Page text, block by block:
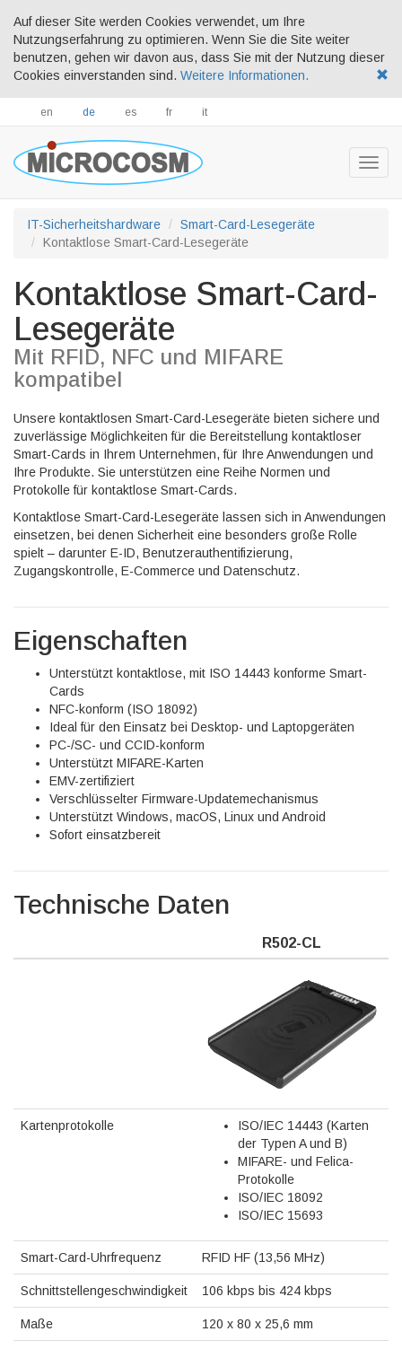
Auf dieser Site werden Cookies verwendet, um Ihre
Nutzungserfahrung zu optimieren. Wenn Sie die Site weiter
benutzen, gehen wir davon aus, dass Sie mit der Nutzung dieser
Cookies einverstanden sind. Weitere Informationen.
en de es fr it
IT-Sicherheitshardware
Smart-Card-Lesegeräte
Kontaktlose Smart-Card-Lesegeräte
Kontaktlose Smart-Card-
Lesegeräte
Mit RFID, NFC und MIFARE
kompatibel
Unsere kontaktlosen Smart-Card-Lesegeräte bieten sichere und
zuverlässige Möglichkeiten für die Bereitstellung kontaktloser
Smart-Cards in Ihrem Unternehmen, für Ihre Anwendungen und
Ihre Produkte. Sie unterstützen eine Reihe Normen und
Protokolle für kontaktlose Smart-Cards.
Kontaktlose Smart-Card-Lesegeräte lassen sich in Anwendungen
einsetzen, bei denen Sicherheit eine besonders große Rolle
spielt – darunter E-ID, Benutzerauthentifizierung,
Zugangskontrolle, E-Commerce und Datenschutz.
Eigenschaften
Unterstützt kontaktlose, mit ISO 14443 konforme Smart-
Cards
NFC-konform (ISO 18092)
Ideal für den Einsatz bei Desktop- und Laptopgeräten
PC-/SC- und CCID-konform
Unterstützt MIFARE-Karten
EMV-zertifiziert
Verschlüsselter Firmware-Updatemechanismus
Unterstützt Windows, macOS, Linux und Android
Sofort einsatzbereit
Technische Daten
R502-CL
Kartenprotokolle
ISO/IEC 14443 (Karten
der Typen A und B)
MIFARE- und Felica-
Protokolle
ISO/IEC 18092
ISO/IEC 15693
Smart-Card-Uhrfrequenz RFID HF (13,56 MHz)
Schnittstellengeschwindigkeit 106 kbps bis 424 kbps
Maße 120 x 80 x 25,6 mm